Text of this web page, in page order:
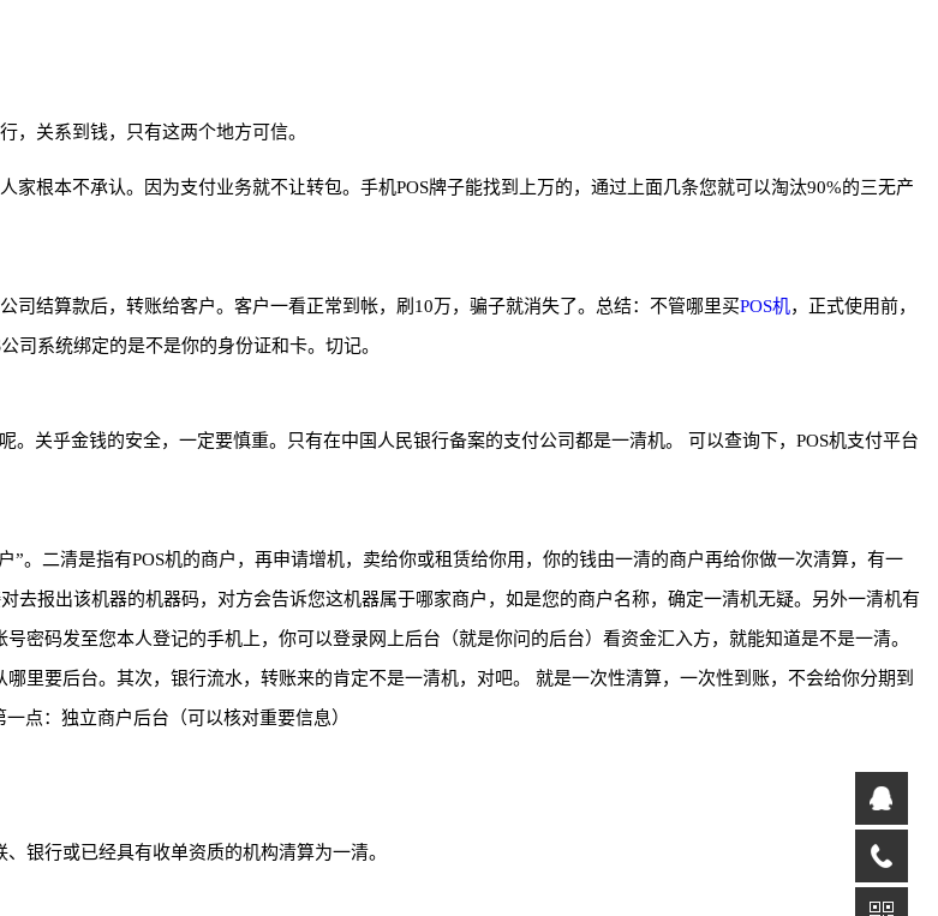
，关系到钱，只有这两个地方可信。
根本不承认。因为支付业务就不让转包。手机POS牌子能找到上万的，通过上面几条您就可以淘汰90%的三无产
结算款后，转账给客户。客户一看正常到帐，刷10万，骗子就消失了。总结：不管哪里买POS机，正式使用前，
司系统绑定的是不是你的身份证和卡。切记。
关乎金钱的安全，一定要慎重。只有在中国人民银行备案的支付公司都是一清机。 可以查询下，POS机支付平台
。二清是指有POS机的商户，再申请增机，卖给你或租赁给你用，你的钱由一清的商户再给你做一次清算，有一
去报出该机器的机器码，对方会告诉您这机器属于哪家商户，如是您的商户名称，确定一清机无疑。另外一清机有
密码发至您本人登记的手机上，你可以登录网上后台（就是你问的后台）看资金汇入方，就能知道是不是一清。
里要后台。其次，银行流水，转账来的肯定不是一清机，对吧。 就是一次性清算，一次性到账，不会给你分期到
点：独立商户后台（可以核对重要信息）
银行或已经具有收单资质的机构清算为一清。